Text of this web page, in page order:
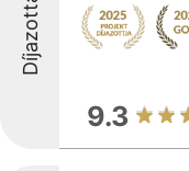
Díjazottak
9.3